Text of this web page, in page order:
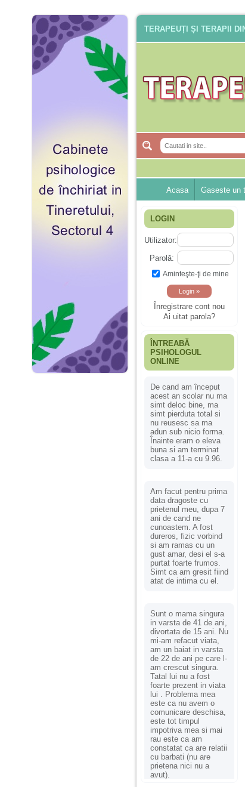
TERAPEUȚI ȘI TERAPII
Acasa Gaseste un
LOGIN
Utilizator:
Parolă:
Aminteşte-ţi de mine
Înregistrare cont nou
Ai uitat parola?
ÎNTREABĂ
PSIHOLOGUL
ONLINE
De cand am început
acest an scolar nu ma
simt deloc bine, ma
simt pierduta total si
nu reusesc sa ma
adun sub nicio forma.
Înainte eram o eleva
buna si am terminat
clasa a 11-a cu 9.96.
Am facut pentru prima
data dragoste cu
prietenul meu, dupa 7
ani de cand ne
cunoastem. A fost
dureros, fizic vorbind
si am ramas cu un
gust amar, desi el s-a
purtat foarte frumos.
Simt ca am gresit fiind
atat de intima cu el.
Sunt o mama singura
in varsta de 41 de ani,
divortata de 15 ani. Nu
mi-am refacut viata,
am un baiat in varsta
de 22 de ani pe care l-
am crescut singura.
Tatal lui nu a fost
foarte prezent in viata
lui . Problema mea
este ca nu avem o
comunicare deschisa,
este tot timpul
impotriva mea si mai
rau este ca am
constatat ca are relatii
cu barbati (nu are
prietena nici nu a
avut).